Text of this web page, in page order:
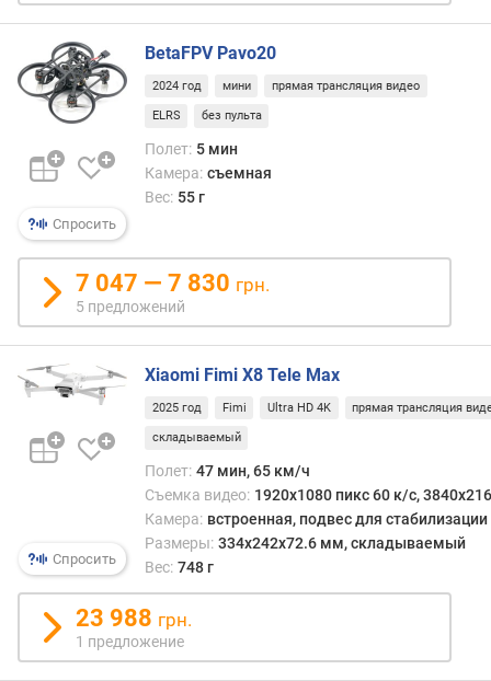
8
0
p
)
ъ
е
к
u
d
H
D
с
ъ
U
l
t
r
a
Спросить
BetaFPV Pavo20
2024 год мини прямая трансляция видео
ELRS без пульта
Полет: 5 мин
Камера: съемная
Вес: 55 г
7 047 — 7 830 грн.
5 предложений
Спросить
Xiaomi Fimi X8 Tele Max
2025 год Fimi Ultra HD 4K прямая трансляция
складываемый
Полет: 47 мин, 65 км/ч
Съемка видео: 1920x1080 пикс 60 к/с,
Камера: встроенная, подвес для стабилизации
Размеры: 334x242x72.6 мм, складываемый
Вес: 748 г
23 988 грн.
1 предложение